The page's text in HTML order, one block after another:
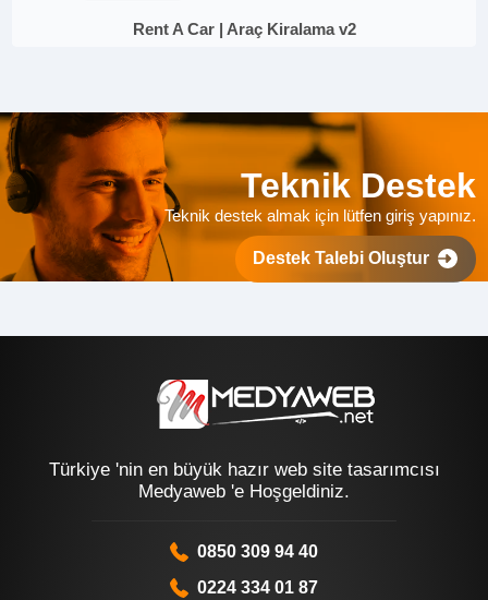
Rent A Car | Araç Kiralama v2
Teknik Destek
Teknik destek almak için lütfen giriş yapınız.
Destek Talebi Oluştur
Türkiye 'nin en büyük hazır web site tasarımcısı
Medyaweb 'e Hoşgeldiniz.
0850 309 94 40
0224 334 01 87